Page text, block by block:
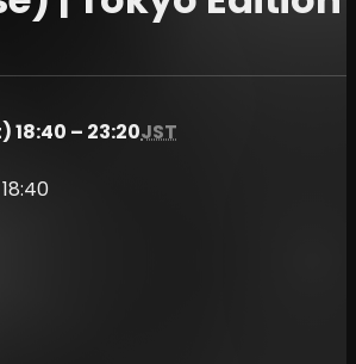
18:40 – 23:20JST